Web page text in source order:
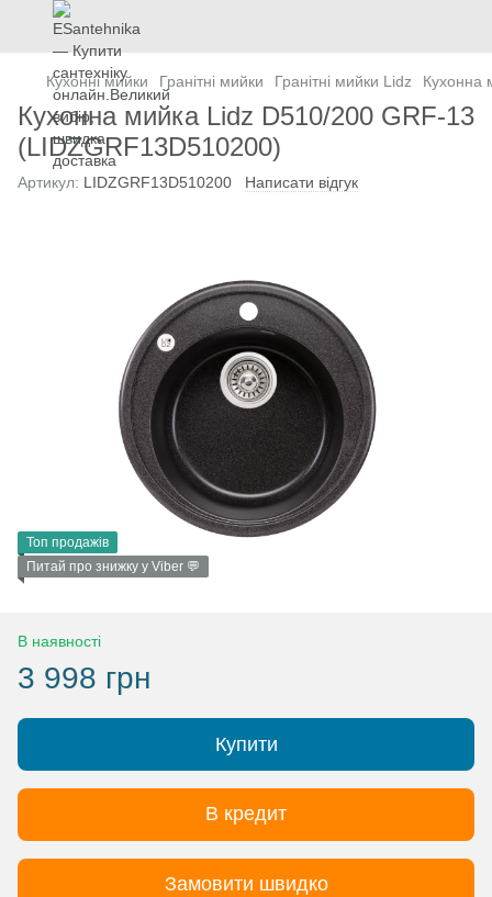
Кухонні мийки Гранітні мийки Гранітні мийки Lidz Кухонна
Кухонна мийка Lidz D510/200 GRF-13
(LIDZGRF13D510200)
Артикул: LIDZGRF13D510200 Написати відгук
Топ продажів
Питай про знижку у Viber 💬
В наявності
3 998 грн
Купити
В кредит
Замовити швидко